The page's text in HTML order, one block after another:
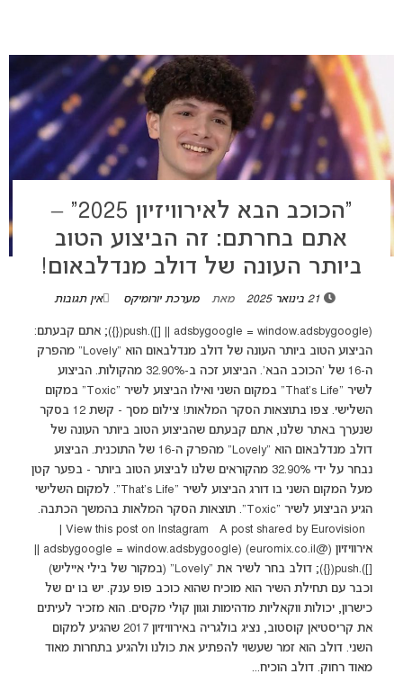
“הכוכב הבא לאירוויזיון 2025” –
אתם בחרתם: זה הביצוע הטוב
ביותר העונה של דולב מנדלבאום!
מאת מערכת יורומיקס אין תגובות
(adsbygoogle = window.adsbygoogle || []).push({}); אתם קבעתם:
הביצוע הטוב ביותר העונה של דולב מנדלבאום הוא "Lovely" מהפרק
ה-16 של 'הכוכב הבא'. הביצוע זכה ב-32.90% מהקולות. הביצוע
לשיר "That's Life" במקום השני ואילו הביצוע לשיר "Toxic" במקום
השלישי. צפו בתוצאות הסקר המלאות! צילום מסך - קשת 12 בסקר
שנערך באתר שלנו, אתם קבעתם שהביצוע הטוב ביותר העונה של
דולב מנדלבאום הוא "Lovely" מהפרק ה-16 של התוכנית. הביצוע
נבחר על ידי 32.90% מהקוראים שלנו לביצוע הטוב ביותר - בפער קטן
מעל המקום השני בו דורג הביצוע לשיר "That's Life". למקום השלישי
הגיע הביצוע לשיר "Toxic". תוצאות הסקר המלאות בהמשך הכתבה.
[]).push({}); דולב בחר לשיר את "Lovely" (במקור של בילי אייליש)
וכבר עם תחילת השיר הוא מוכיח שהוא כוכב פופ ענק. יש בו ים של
כישרון, יכולות ווקאליות מדהימות וגוון קולי מקסים. הוא מזכיר לעיתים
את קריסטיאן קוסטוב, נציג בולגריה באירוויזיון 2017 שהגיע למקום
השני. דולב הוא זמר שעשוי להפתיע את כולנו ולהגיע בתחרות מאוד
מאוד רחוק. דולב הוכיח...